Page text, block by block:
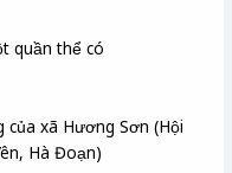
quần thể có
xã Hương Sơn (Hội
Hà Đoạn)